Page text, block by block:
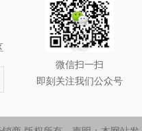
微信扫一扫
即刻关注我们公众号